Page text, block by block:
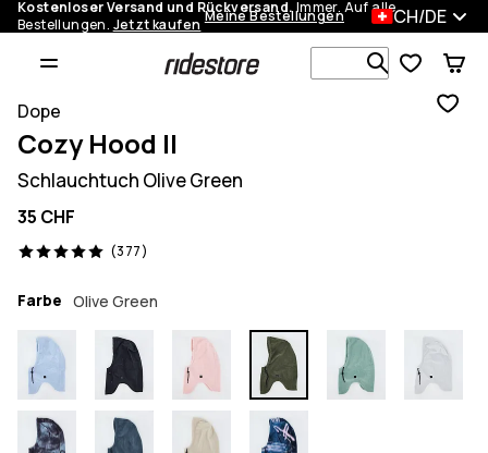
Kostenloser Versand und Rückversand.Immer. Auf alle
Bestellungen. Jetzt kaufen Meine Bestellungen CH/DE
Dope
Cozy Hood II
Schlauchtuch Olive Green
35 CHF
(377)
377 Reviews, 5/5
Farbe Olive Green